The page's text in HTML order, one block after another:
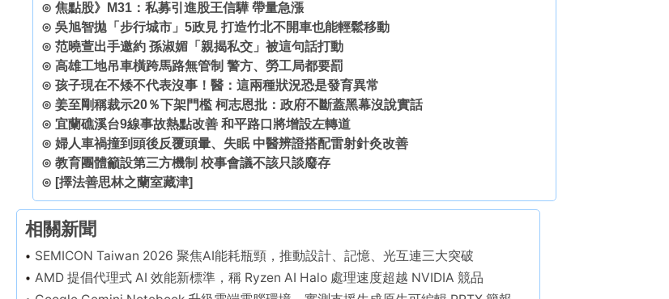
⊙ 焦點股》M31：私募引進股王信驊 帶量急漲
⊙ 吳旭智拋「步行城市」5政見 打造竹北不開車也能輕鬆移動
⊙ 范曉萱出手邀約 孫淑媚「親揭私交」被這句話打動
⊙ 高雄工地吊車橫跨馬路無管制 警方、勞工局都要罰
⊙ 孩子現在不矮不代表沒事！醫：這兩種狀況恐是發育異常
⊙ 姜至剛稱裁示20％下架門檻 柯志恩批：政府不斷蓋黑幕沒說實話
⊙ 宜蘭礁溪台9線事故熱點改善 和平路口將增設左轉道
⊙ 婦人車禍撞到頭後反覆頭暈、失眠 中醫辨證搭配雷射針灸改善
⊙ 教育團體籲設第三方機制 校事會議不該只談廢存
⊙ [擇法善思林之蘭室藏津]
相關新聞
SEMICON Taiwan 2026 聚焦AI能耗瓶頸，推動設計、記憶、光互連三大突破
AMD 提倡代理式 AI 效能新標準，稱 Ryzen AI Halo 處理速度超越 NVIDIA 競品